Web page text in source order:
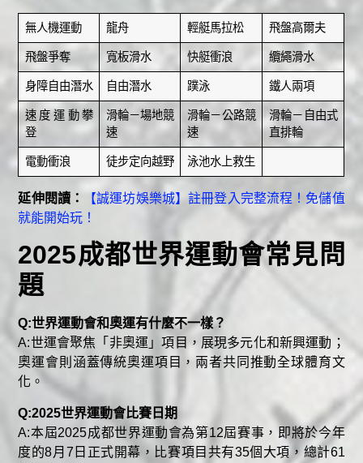
無人機運動 龍舟 輕艇馬拉松 飛盤高爾夫
飛盤爭奪 寬板滑水 快艇衝浪 纜繩滑水
身障自由潛水 自由潛水 蹼泳 鐵人兩項
速度運動攀
登
滑輪－場地競
速
滑輪－公路競
速
滑輪－自由式
直排輪
電動衝浪 徒步定向越野 泳池水上救生
延伸閱讀：
【誠運坊娛樂城】註冊登入完整流程！免儲值
就能開始玩！
2025成都世界運動會常見問
題
Q:世界運動會和奧運有什麼不一樣？
A:世運會聚焦「非奧運」項目，展現多元化和新興運動；
奧運會則涵蓋傳統奧運項目，兩者共同推動全球體育文
化。
Q:2025世界運動會比賽日期
A:本屆2025成都世界運動會為第12屆賽事，即將於今年
度的8月7日正式開幕，比賽項目共有35個大項，總計61